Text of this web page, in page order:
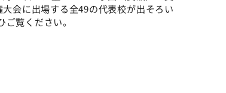
会に出場する全49の代表校が出そろい
覧ください。